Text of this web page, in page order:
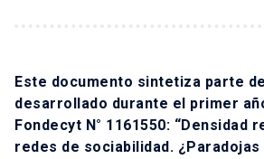
Este documento sintetiza parte
desarrollado durante el primer
Fondecyt N° 1161550: “Densidad
redes de sociabilidad. ¿Paradojas